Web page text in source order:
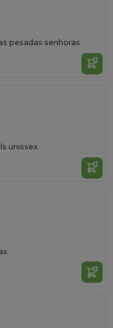
pesadas senhoras
unissex